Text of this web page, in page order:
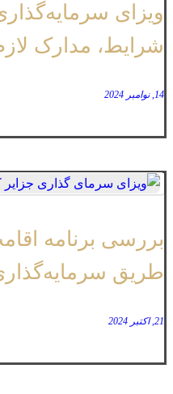
شرایط، مدارک
14, نوامبر 2024
بررسی برنامه
طریق
21, اکتبر 2024